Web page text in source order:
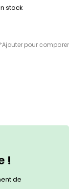
stock
!
de